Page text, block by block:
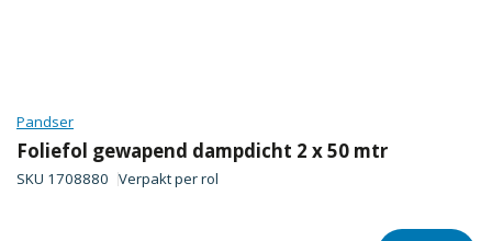
Pandser
Foliefol gewapend dampdicht 2 x 50 mtr
SKU 1708880 Verpakt perrol